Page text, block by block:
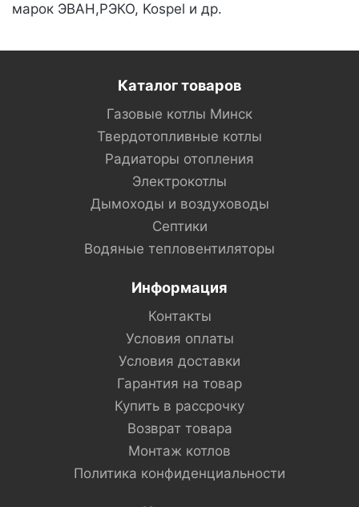
марок ЭВАН,РЭКО, Kospel и др.
Каталог товаров
Газовые котлы Минск
Твердотопливные котлы
Радиаторы отопления
Электрокотлы
Дымоходы и воздуховоды
Септики
Водяные тепловентиляторы
Информация
Контакты
Условия оплаты
Условия доставки
Гарантия на товар
Купить в рассрочку
Возврат товара
Монтаж котлов
Политика конфиденциальности